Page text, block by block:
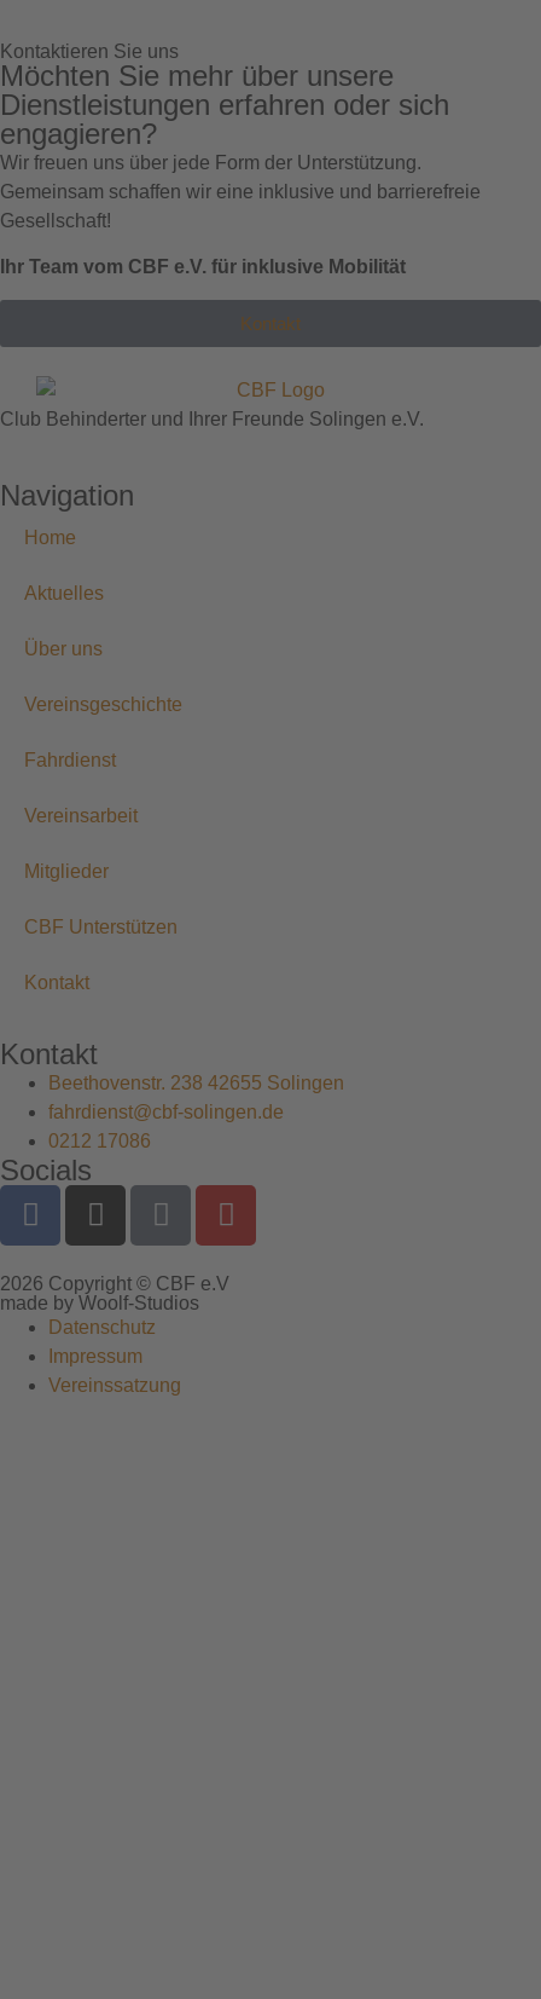
Kontaktieren Sie uns
Möchten Sie mehr über unsere
Dienstleistungen erfahren oder sich
engagieren?
Wir freuen uns über jede Form der Unterstützung.
Gemeinsam schaffen wir eine inklusive und barrierefreie
Gesellschaft!
Ihr Team vom CBF e.V. für inklusive Mobilität
Kontakt
Club Behinderter und Ihrer Freunde Solingen e.V.
Navigation
Home
Aktuelles
Über uns
Vereinsgeschichte
Fahrdienst
Vereinsarbeit
Mitglieder
CBF Unterstützen
Kontakt
Kontakt
Beethovenstr. 238 42655 Solingen
fahrdienst@cbf-solingen.de
0212 17086
Socials
2026 Copyright © CBF e.V
made by Woolf-Studios
Datenschutz
Impressum
Vereinssatzung